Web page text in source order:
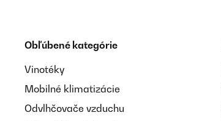
Obľúbené kategórie
Vinotéky
Mobilné klimatizácie
Odvlhčovače vzduchu